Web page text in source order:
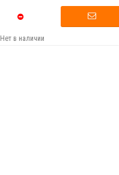
Нет в наличии